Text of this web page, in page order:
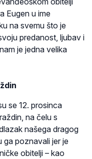
Eugen u ime
na svemu što je
predanost, ljubav i
je jedna velika
se 12. prosinca
na čelu s
našega dragog
ga poznavali jer je
obitelji – kao